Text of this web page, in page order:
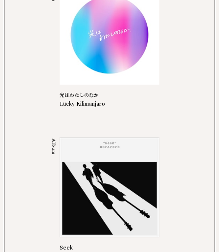
光はわたしのなか
Lucky Kilimanjaro
Seek
Album